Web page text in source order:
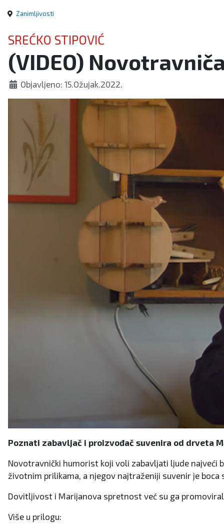
Zanimljivosti
SREĆKO STIPOVIĆ
(VIDEO)
Objavljeno: 15.Ožujak.2022.
Poznati zabavljač i proizvođač suvenira od drveta
Novotravnički humorist koji voli zabavljati ljude najveći
životnim prilikama, a njegov najtraženiji suvenir je boca
Dovitljivost i Marijanova spretnost već su ga
Više u prilogu: